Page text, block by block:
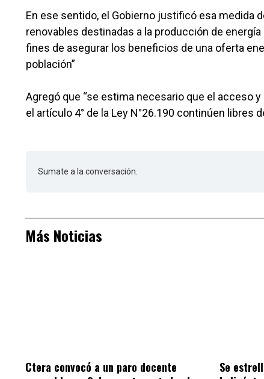
En ese sentido, el Gobierno justificó esa medida
renovables destinadas a la producción de
fines de asegurar los beneficios de una oferta
población”
Agregó que “se estima necesario que el acceso
el artículo 4° de la Ley N°26.190 continúen libres
Sumate a la conversación.
Más Noticias
Ctera convocó a un paro docente
Se